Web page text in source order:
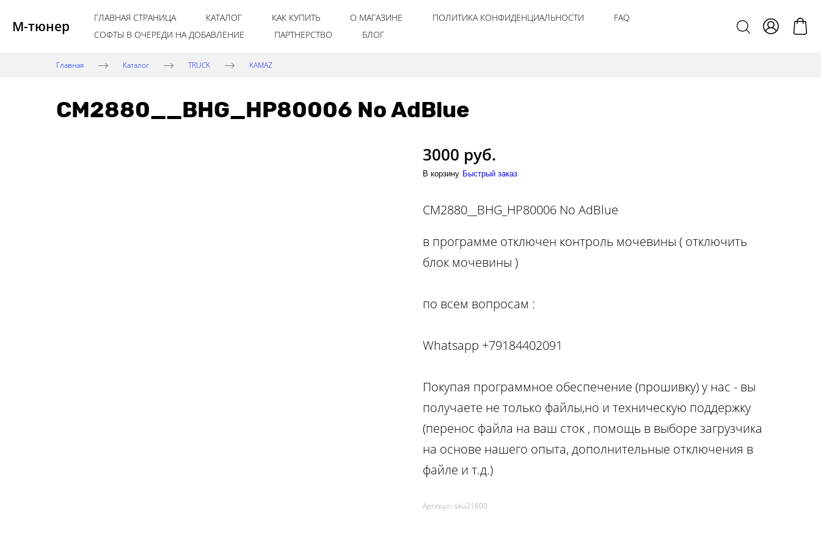
М-тюнер ГЛАВНАЯ СТРАНИЦА КАТАЛОГ КАК КУПИТЬ О МАГАЗИНЕ ПОЛИТИКА КОНФИДЕНЦИАЛЬНОСТИ
FAQ
СОФТЫ В ОЧЕРЕДИ НА ДОБАВЛЕНИЕ
ПАРТНЕРСТВО БЛОГ
Главная Каталог TRUCK KAMAZ
CM2880__BHG_HP80006 No AdBlue
3000 руб.
В корзину Быстрый заказ
CM2880__BHG_HP80006 No AdBlue
в программе отключен контроль мочевины ( отключить
блок мочевины )
по вcем вопросам :
Whatsapp +79184402091
Покупая программное обеспечение (прошивку) у нас - вы
получаете не только файлы,но и техническую поддержку
(перенос файла на ваш сток , помощь в выборе загрузчика
на основе нашего опыта, дополнительные отключения в
файле и т.д.)
Артикул: sku21800